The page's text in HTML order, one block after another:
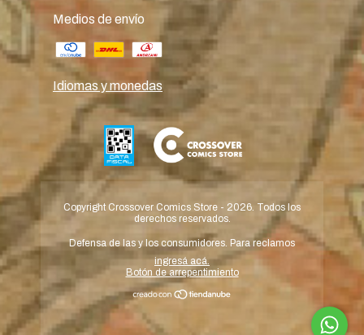
Medios de envío
Idiomas y monedas
Copyright Crossover Comics Store - 2026. Todos los
derechos reservados.
Defensa de las y los consumidores. Para reclamos
ingresá acá.
Botón de arrepentimiento